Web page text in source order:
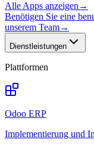
Alle Apps anzeigen →
Benötigen Sie eine
unserem Team→
Dienstleistungen
Plattformen
Odoo ERP
Implementierung und